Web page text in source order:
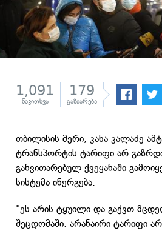
1,091
წაკითხვა
179
გაზიარება
თბილისის მერი, კახა კალაძე
ტრანსპორტის ტარიფი არ
განვითარებულ ქვეყანაში
სისტემა ინერგება.
"ეს არის ტყუილი და გაქვთ
შეცდომაში. არანაირი ტარიფი